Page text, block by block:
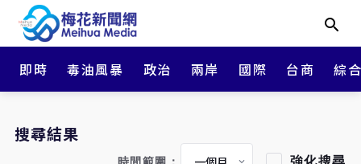
即時 毒油風暴 政治 兩岸 國際 台商 綜
搜尋結果
時間範圍： 強化搜尋